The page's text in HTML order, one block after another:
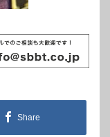
Share